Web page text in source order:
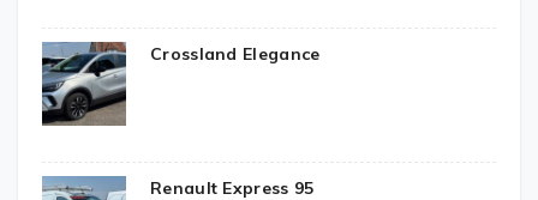
Crossland Elegance
Renault Express 95